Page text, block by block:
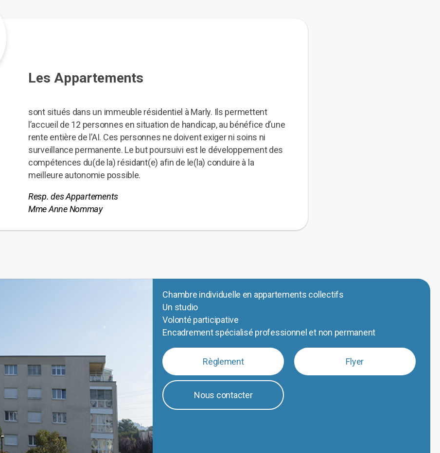
Les Appartements
sont situés dans un immeuble résidentiel à Marly. Ils permettent
l’accueil de 12 personnes en situation de handicap, au bénéfice d’une
rente entière de l’AI. Ces personnes ne doivent exiger ni soins ni
surveillance permanente. Le but poursuivi est le développement des
compétences du(de la) résidant(e) afin de le(la) conduire à la
meilleure autonomie possible.
Resp. des Appartements
Mme Anne Nommay
Chambre individuelle en appartements collectifs
Un studio
Volonté participative
Encadrement spécialisé professionnel et non permanent
Règlement Flyer
Nous contacter